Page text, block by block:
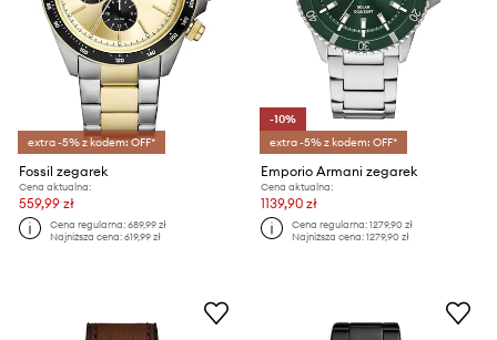
extra -5% z kodem: OFF*
Fossil zegarek
Cena aktualna:
559,99 zł
Cena regularna:689,99 zł
Najniższa cena:619,99 zł
-10%
extra -5% z kodem: OFF*
Emporio Armani zegarek
Cena aktualna:
1139,90 zł
Cena regularna:1279,90 zł
Najniższa cena:1279,90 zł